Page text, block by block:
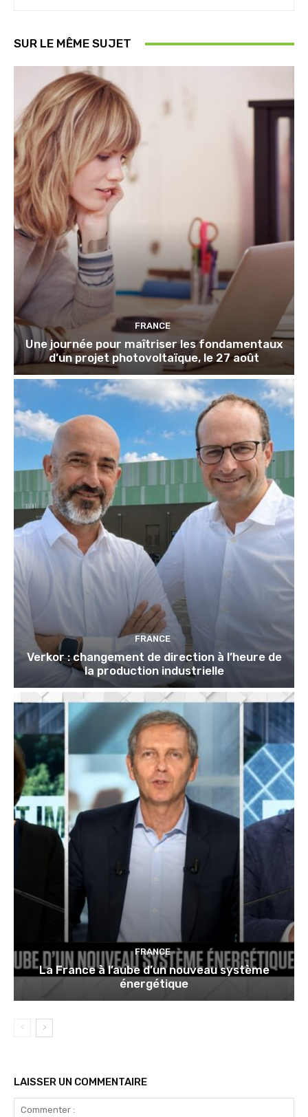
SUR LE MÊME SUJET
FRANCE
Une journée pour maîtriser les fondamentaux
d’un projet photovoltaïque, le 27 août
FRANCE
Verkor : changement de direction à l’heure de
la production industrielle
FRANCE
La France à l’aube d’un nouveau système
énergétique
LAISSER UN COMMENTAIRE